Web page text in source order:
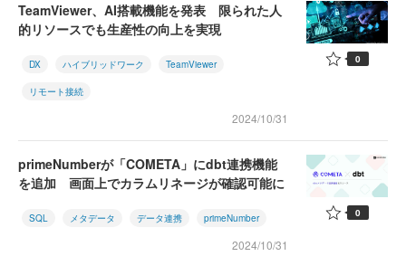
TeamViewer、AI搭載機能を発表 限られた人
的リソースでも生産性の向上を実現
DX ハイブリッドワーク TeamViewer
リモート接続
2024/10/31
0
primeNumberが「COMETA」にdbt連携機能
を追加 画面上でカラムリネージが確認可能に
SQL メタデータ データ連携 primeNumber
2024/10/31
0